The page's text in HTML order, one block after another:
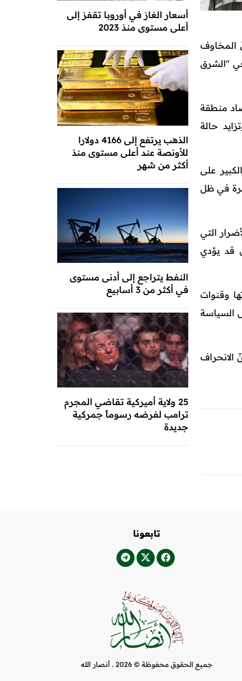
المخاوف
"الشرق
منطقة
حالة
على
التضخم هذه المرة في ظل
التي
قد يؤدي
وقنوات
السياسة
أسعار الغاز في أوروبا تقفز إلى
أعلى مستوى منذ 2023
الذهب يرتفع إلى 4166 دولارا
للأونصة عند أعلى مستوى منذ
أكثر من شهر
النفط يتراجع إلى أدنى مستوى
في أكثر من 3 أسابيع
25 ولاية أميركية تقاضي المجرم
ترامب لفرضه رسوماً جمركية
جديدة
تابعونا
جميع الحقوق محفوظة © 2026 . أنصار الله